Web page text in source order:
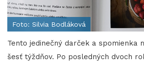
Foto: Silvia Bodláková
Tento jedinečný darček a spomienka
šesť týždňov. Po posledných dvoch